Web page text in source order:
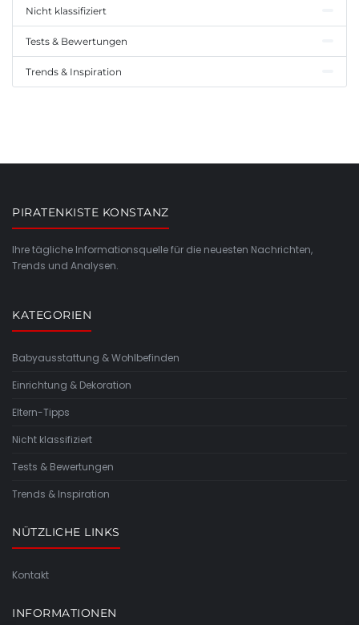
Nicht klassifiziert
Tests & Bewertungen
Trends & Inspiration
PIRATENKISTE KONSTANZ
Ihre tägliche Informationsquelle für die neuesten Nachrichten,
Trends und Analysen.
KATEGORIEN
Babyausstattung & Wohlbefinden
Einrichtung & Dekoration
Eltern-Tipps
Nicht klassifiziert
Tests & Bewertungen
Trends & Inspiration
NÜTZLICHE LINKS
Kontakt
INFORMATIONEN